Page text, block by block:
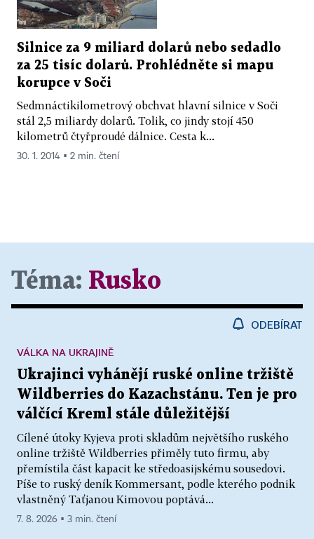
Silnice za 9 miliard dolarů nebo sedadlo
za 25 tisíc dolarů. Prohlédněte si mapu
korupce v Soči
Sedmnáctikilometrový obchvat hlavní silnice v Soči
stál 2,5 miliardy dolarů. Tolik, co jindy stojí 450
kilometrů čtyřproudé dálnice. Cesta k...
30. 1. 2014 ▪ 2 min. čtení
Téma: Rusko
ODEBÍRAT
Ukrajinci vyhánějí ruské online tržiště
Wildberries do Kazachstánu. Ten je pro
válčící Kreml stále důležitější
Cílené útoky Kyjeva proti skladům největšího ruského
online tržiště Wildberries přiměly tuto firmu, aby
přemístila část kapacit ke středoasijskému sousedovi.
Píše to ruský deník Kommersant, podle kterého podnik
vlastněný Taťjanou Kimovou poptává...
VÁLKA NA UKRAJINĚ
7. 8. 2026 ▪ 3 min. čtení